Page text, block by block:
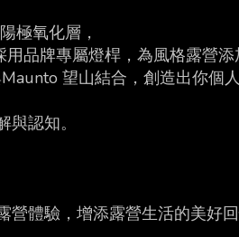
極氧化層，
品牌專屬燈桿，為風格露營添
望山結合，創造出你個人
認知。
體驗，增添露營生活的美好回